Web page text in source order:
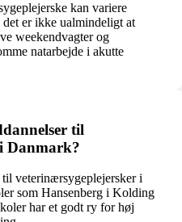
kan variere
er ikke ualmindeligt at
weekendvagter og
natarbejde i akutte
til
Danmark?
til veterinærsygeplejersker i
som Hansenberg i Kolding
har et godt ry for høj